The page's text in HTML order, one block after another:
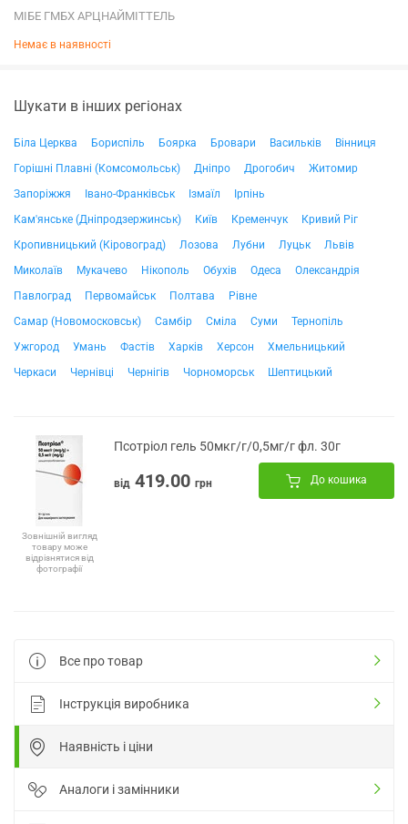
МІБЕ ГМБХ АРЦНАЙМІТТЕЛЬ
Немає в наявності
Шукати в інших регіонах
Біла Церква Бориспіль Боярка Бровари Васильків
Вінниця
Горішні Плавні (Комсомольськ)
Дніпро Дрогобич
Житомир
Запоріжжя
Івано-Франківськ Ізмаїл
Ірпінь
Кам'янське (Дніпродзержинськ)
Київ Кременчук
Кривий Ріг
Кропивницький (Кіровоград)
Лозова Лубни Луцьк
Львів
Миколаїв
Мукачево Нікополь Обухів Одеса
Олександрія
Павлоград
Первомайськ Полтава
Рівне
Самар (Новомосковськ)
Самбір Сміла Суми
Тернопіль
Ужгород
Умань Фастів Харків Херсон
Хмельницький
Черкаси
Чернівці Чернігів Чорноморськ Шептицький
Зовнішній вигляд
товару може
відрізнятися від
фотографії
Псотріол гель 50мкг/г/0,5мг/г фл. 30г
від 419.00 грн До кошика
Все про товар
Інструкція виробника
Наявність і ціни
Аналоги і замінники